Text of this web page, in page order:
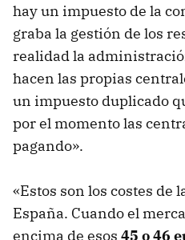
hay un impuesto de la
graba la gestión de los
realidad la
hacen las propias
un impuesto duplicado
por el momento las
pagando».
«Estos son los costes de
España. Cuando el
encima de esos 45 o 46